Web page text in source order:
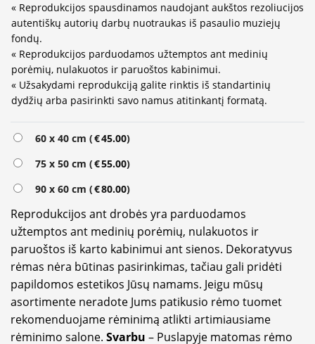
« Reprodukcijos spausdinamos naudojant aukštos rezoliucijos
autentiškų autorių darbų nuotraukas iš pasaulio muziejų
fondų.
« Reprodukcijos parduodamos užtemptos ant medinių
porėmių, nulakuotos ir paruoštos kabinimui.
« Užsakydami reprodukciją galite rinktis iš standartinių
dydžių arba pasirinkti savo namus atitinkantį formatą.
60 x 40 cm (€45.00)
75 x 50 cm (€55.00)
90 x 60 cm (€80.00)
Reprodukcijos ant drobės yra parduodamos
užtemptos ant medinių porėmių, nulakuotos ir
paruoštos iš karto kabinimui ant sienos. Dekoratyvus
rėmas nėra būtinas pasirinkimas, tačiau gali pridėti
papildomos estetikos Jūsų namams. Jeigu mūsų
asortimente neradote Jums patikusio rėmo tuomet
rekomenduojame rėminimą atlikti artimiausiame
rėminimo salone. Svarbu – Puslapyje matomas rėmo
Alternative: